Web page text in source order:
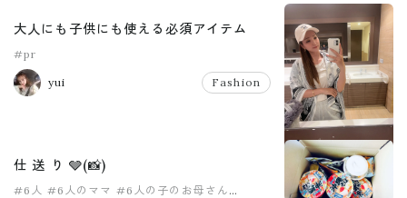
大人にも子供にも使える必須アイテム
#pr
yui Fashion
仕 送 り 🩶(📸)
#6人 #6人のママ #6人の子のお母さん